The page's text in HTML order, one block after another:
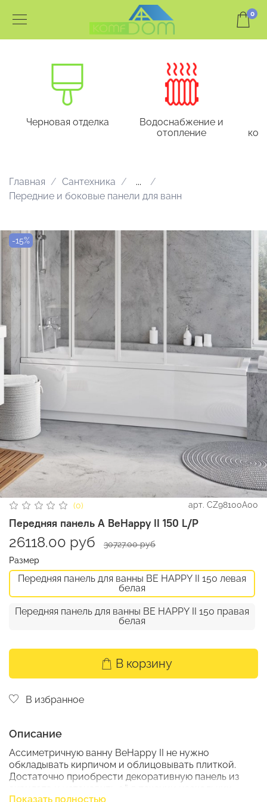
0
Черновая отделка
Водоснабжение и
отопление
Главная Сантехника
...
Передние и боковые панели для ванн
-15%
(0) арт. CZ98100A00
Передняя панель A BeHappy II 150 L/P
26118.00 руб
30727.00 руб
Размер
Передняя панель для ванны BE HAPPY II 150 левая
белая
Передняя панель для ванны BE HAPPY II 150 правая
белая
В корзину
В избранное
Описание
Ассиметричную ванну BeHappy II не нужно
обкладывать кирпичом и облицовывать плиткой.
Достаточно приобрести декоративную панель из
акрилата и установить её в течении нескольких
Показать полностью